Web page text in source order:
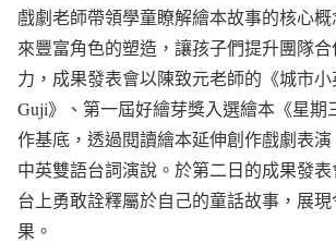
戲劇老師帶領學童瞭解繪本故事的核心
來豐富角色的塑造，讓孩子們提升團隊
力，成果發表會以陳致元老師的《城市
Guji》、第一屆好繪芽獎入選繪本《星期
作基底，透過閱讀繪本延伸創作戲劇表
中英雙語台詞演說。於第二日的成果發
台上勇敢詮釋屬於自己的童話故事，展
果。